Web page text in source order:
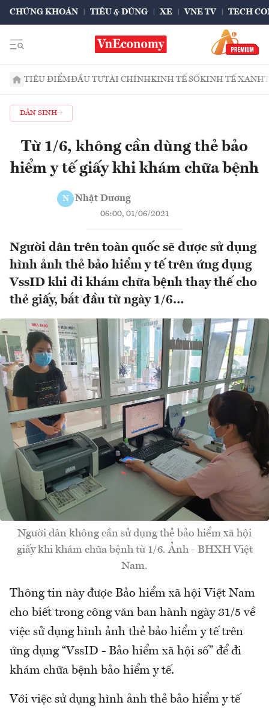
CHỨNG KHOÁN TIÊU & DÙNG XE VNE TV TECH
TIÊU ĐIỂMĐẦU TƯTÀI CHÍNHKINH TẾ SỐKINH TẾ XANH
DÂN SINH
Từ 1/6, không cần dùng thẻ bảo
hiểm y tế giấy khi khám chữa bệnh
N Nhật Dương
06:00, 01/06/2021
Người dân trên toàn quốc sẽ được sử dụng
hình ảnh thẻ bảo hiểm y tế trên ứng dụng
VssID khi đi khám chữa bệnh thay thế cho
thẻ giấy, bắt đầu từ ngày 1/6…
Người dân không cần sử dụng thẻ bảo hiểm xã hội
giấy khi khám chữa bệnh từ 1/6. Ảnh - BHXH Việt
Nam.
Thông tin này được Bảo hiểm xã hội Việt Nam
cho biết trong công văn ban hành ngày 31/5 về
việc sử dụng hình ảnh thẻ bảo hiểm y tế trên
ứng dụng “VssID - Bảo hiểm xã hội số” để đi
khám chữa bệnh bảo hiểm y tế.
Với việc sử dụng hình ảnh thẻ bảo hiểm y tế